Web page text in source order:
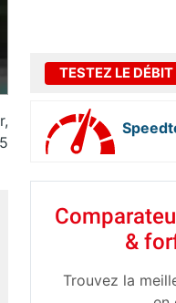
TESTEZ LE
&
Trouvez la